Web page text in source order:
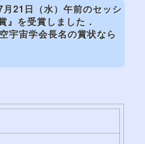
21日（水）午前のセッシ
』を受賞しました．
宇宙学会長名の賞状なら